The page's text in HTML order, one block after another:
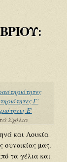
Γ'
Ε'
Σχόλια
και Λουκία
μας.
τα γέλια και